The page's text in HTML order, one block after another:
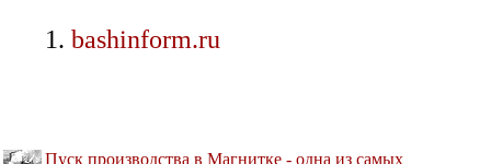
bashinform.ru
Пуск производства в Магнитке - одна из самых